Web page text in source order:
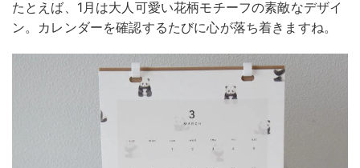
たとえば、1月は大人可愛い花柄モチーフの素敵なデザイ
ン。カレンダーを確認するたびに心が落ち着きますね。